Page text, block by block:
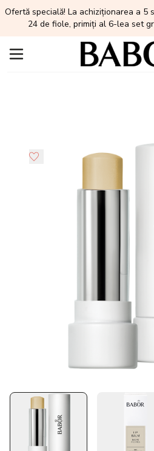
Ofertă specială! La achiziționarea a 5
24 de fiole, primiți al 6-lea set